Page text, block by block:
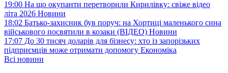
19:00 На що окупанти перетворили Кирилівку: свіже відео
літа 2026 Новини
18:02 Батько-захисник був поруч: на Хортиці маленького сина
військового посвятили в козаки (ВІДЕО) Новини
17:07 До 30 тисяч доларів для бізнесу: хто із запорізьких
підприємців може отримати допомогу Економіка
Всі новини